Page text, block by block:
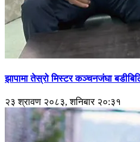
झापामा तेस्रो मिस्टर कञ्चनजंघा
२३ श्रावण २०८३, शनिबार २०:३१